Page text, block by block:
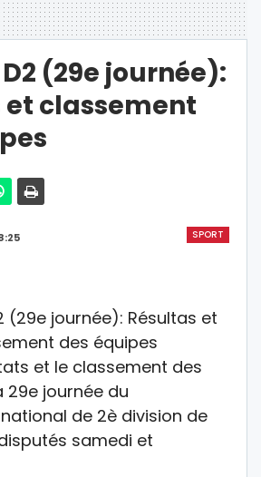
(29e journée):
et classement
SPORT
et le classement des
journée du
de 2è division de
samedi et